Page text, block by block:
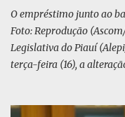
O PL defende uma
O empréstimo junto ao
Foto: Reprodução
Legislativa do Piauí
terça-feira (16), a